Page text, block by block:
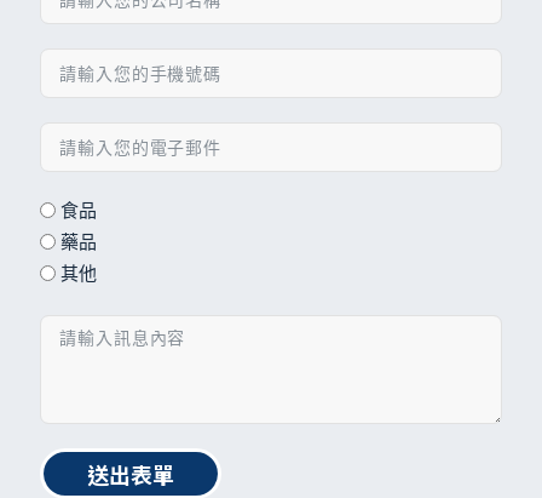
食品
藥品
其他
送出表單